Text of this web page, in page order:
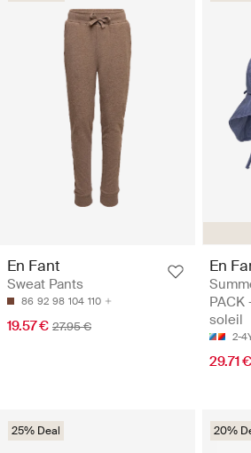
En Fant
Sweat Pants
86 92 98 104 110
19.57 € 27.95 €
En
PACK
soleil
2-
29.71 €
25% Deal 20%